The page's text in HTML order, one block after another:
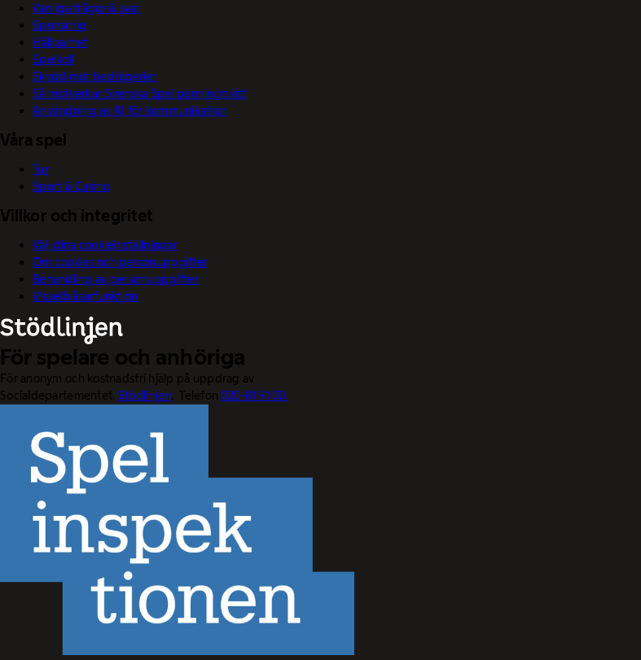
Vanliga frågor & svar
Sponsring
Hållbarhet
Spelkoll
Skydd mot bedrägerier
Så motverkar Svenska Spel penningtvätt
Användning av AI för kommunikation
Våra spel
Tur
Sport & Casino
Villkor och integritet
Välj dina cookieinställningar
Om cookies och personuppgifter
Behandling av personuppgifter
Visselblåsarfunktion
För spelare och anhöriga
För anonym och kostnadsfri hjälp på uppdrag av
Socialdepartementet. Stödlinjen. Telefon020-81 91 00.